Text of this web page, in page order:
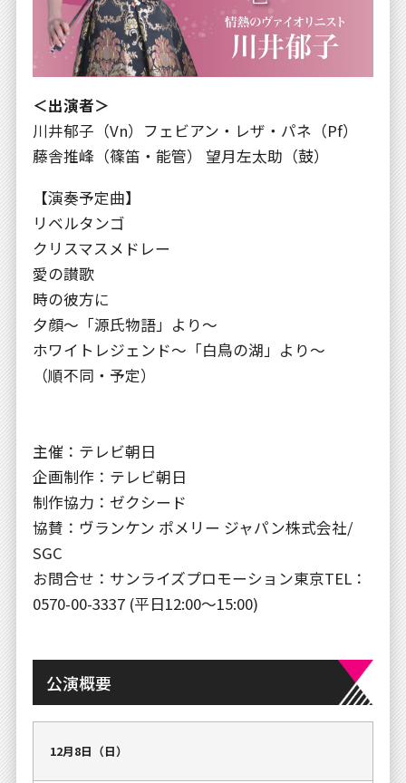
＜出演者＞
川井郁子（Vn）フェビアン・レザ・パネ（Pf）
藤舎推峰（篠笛・能管） 望月左太助（鼓）
【演奏予定曲】
リベルタンゴ
クリスマスメドレー
愛の讃歌
時の彼方に
夕顔〜「源氏物語」より〜
ホワイトレジェンド〜「白鳥の湖」より〜
（順不同・予定）
主催：テレビ朝日
企画制作：テレビ朝日
制作協力：ゼクシード
協賛：ヴランケン ポメリー ジャパン株式会社/
SGC
お問合せ：サンライズプロモーション東京TEL：
0570-00-3337 (平日12:00～15:00)
公演概要
12月8日（日）